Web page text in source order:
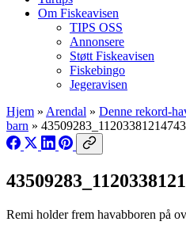
Om Fiskeavisen
TIPS OSS
Annonsere
Støtt Fiskeavisen
Fiskebingo
Jegeravisen
Hjem » Arendal » Denne rekord-
barn »
Remi holder frem havabboren på